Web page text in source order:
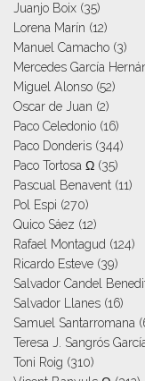
Juanjo Boix (35)
Lorena Marín (12)
Manuel Camacho (3)
Mercedes García
Miguel Alonso (52)
Oscar de Juan (2)
Paco Celedonio (16)
Paco Donderis (344)
Paco Tortosa Ω (35)
Pascual Benavent (11)
Pol Espi (270)
Quico Sáez (12)
Rafael Montagud (124)
Ricardo Esteve (39)
Salvador Candel
Salvador Llanes (16)
Samuel Santarromana
Teresa J. Sangrós
Toni Roig (310)